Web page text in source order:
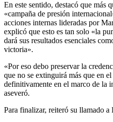
En este sentido, destacó que más
«campaña de presión
acciones internas lideradas por
explicó que esto es tan solo «la
dará sus resultados esenciales
victoria».
«Por eso debo preservar la
que no se extinguirá más que en
definitivamente en el marco de la
aseveró.
Para finalizar, reiteró su llamado a